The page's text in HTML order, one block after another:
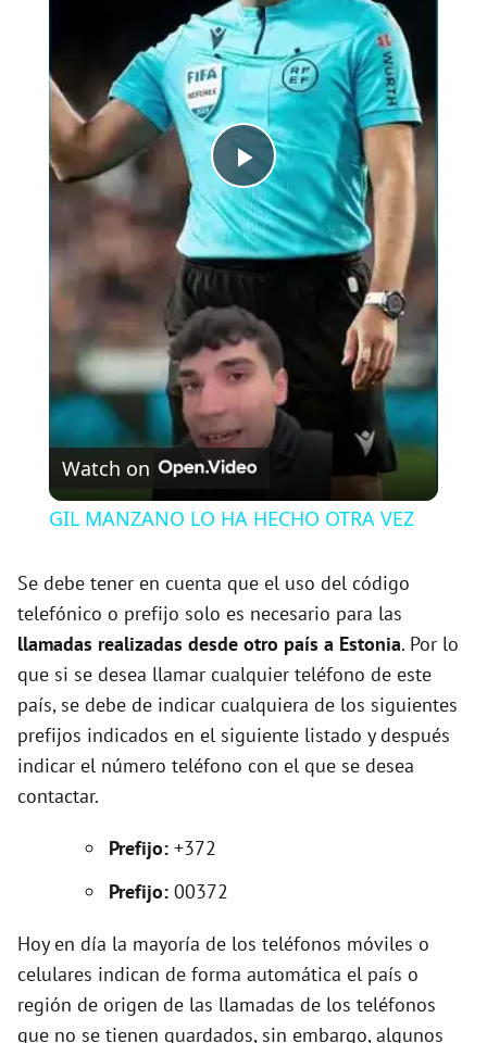
P
l
a
y
V
i
d
e
o
Watch on
GIL MANZANO LO HA HECHO OTRA VEZ
Se debe tener en cuenta que el uso del código
telefónico o prefijo solo es necesario para las
llamadas realizadas desde otro país a Estonia. Por lo
que si se desea llamar cualquier teléfono de este
país, se debe de indicar cualquiera de los siguientes
prefijos indicados en el siguiente listado y después
indicar el número teléfono con el que se desea
contactar.
Prefijo: +372
Prefijo: 00372
Hoy en día la mayoría de los teléfonos móviles o
celulares indican de forma automática el país o
región de origen de las llamadas de los teléfonos
que no se tienen guardados, sin embargo, algunos